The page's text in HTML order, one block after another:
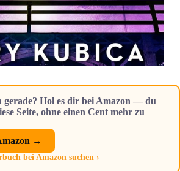
gerade? Hol es dir bei Amazon — du
Seite, ohne einen Cent mehr zu
→
bei Amazon suchen ›